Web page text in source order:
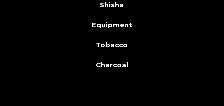
Shisha
Equipment
Tobacco
Charcoal